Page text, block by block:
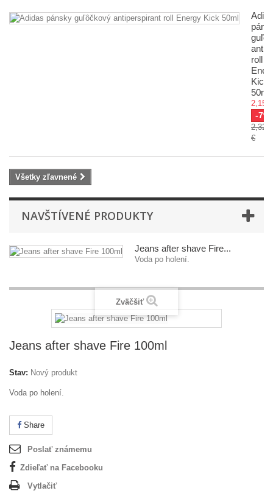
roll
Kick
50ml
2,158
-7%
2,320
€
Všetky zľavnené
NAVŠTÍVENÉ PRODUKTY
Jeans after shave Fire...
Voda po holení.
Zväčšiť
Jeans after shave Fire 100ml
Stav: Nový produkt
Voda po holení.
Share
Poslať známemu
Zdieľať na Facebooku
Vytlačiť